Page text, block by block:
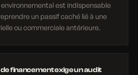
est indispensable
un passif caché lié à une
ou commerciale antérieure.
financement exige un audit